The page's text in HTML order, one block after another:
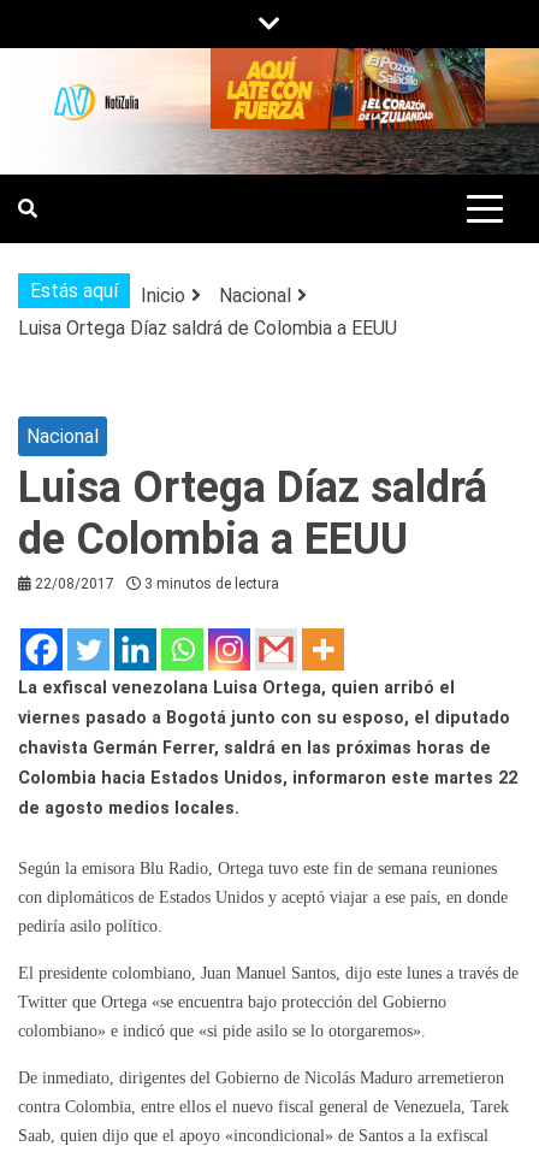
al
contenido
NOTIZULIA
NOTICIAS DEL ZULIA, VENEZUELA Y
DE INTERÉS GENERAL.
Estás aquí Inicio
Nacional
Luisa Ortega Díaz saldrá de Colombia a EEUU
Nacional
Luisa Ortega Díaz saldrá
de Colombia a EEUU
22/08/2017 3 minutos de lectura
La exfiscal venezolana Luisa Ortega, quien arribó el
viernes pasado a Bogotá junto con su esposo, el diputado
chavista Germán Ferrer, saldrá en las próximas horas de
Colombia hacia Estados Unidos, informaron este martes 22
de agosto medios locales.
Según la emisora Blu Radio, Ortega tuvo este fin de semana reuniones
con diplomáticos de Estados Unidos y aceptó viajar a ese país, en donde
pediría asilo político.
El presidente colombiano, Juan Manuel Santos, dijo este lunes a través de
Twitter que Ortega «se encuentra bajo protección del Gobierno
colombiano» e indicó que «si pide asilo se lo otorgaremos».
De inmediato, dirigentes del Gobierno de Nicolás Maduro arremetieron
contra Colombia, entre ellos el nuevo fiscal general de Venezuela, Tarek
Saab, quien dijo que el apoyo «incondicional» de Santos a la exfiscal